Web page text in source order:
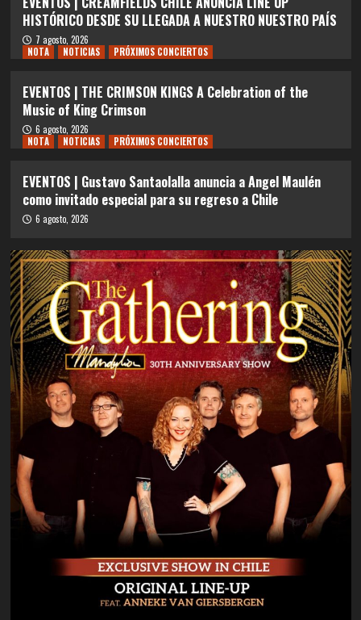
HISTÓRICO DESDE SU LLEGADA A NUESTRO NUESTRO PAÍS
7 agosto, 2026
NOTA
NOTICIAS PRÓXIMOS CONCIERTOS
EVENTOS | THE CRIMSON KINGS A Celebration of the
Music of King Crimson
6 agosto, 2026
NOTA
NOTICIAS PRÓXIMOS CONCIERTOS
EVENTOS | Gustavo Santaolalla anuncia a Angel Maulén
como invitado especial para su regreso a Chile
6 agosto, 2026